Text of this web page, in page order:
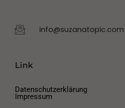
info@suzanatopic.com
Link
Datenschutzerklärung
Impressum